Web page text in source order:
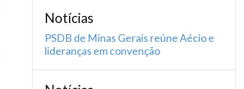
Notícias
PSDB de Minas Gerais reúne Aécio e
lideranças em convenção